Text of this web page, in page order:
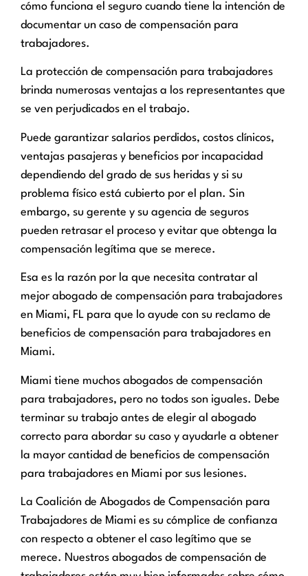
cómo funciona el seguro cuando tiene la intención de
documentar un caso de compensación para
trabajadores.
La protección de compensación para trabajadores
brinda numerosas ventajas a los representantes que
se ven perjudicados en el trabajo.
Puede garantizar salarios perdidos, costos clínicos,
ventajas pasajeras y beneficios por incapacidad
dependiendo del grado de sus heridas y si su
problema físico está cubierto por el plan. Sin
embargo, su gerente y su agencia de seguros
pueden retrasar el proceso y evitar que obtenga la
compensación legítima que se merece.
Esa es la razón por la que necesita contratar al
mejor abogado de compensación para trabajadores
en Miami, FL para que lo ayude con su reclamo de
beneficios de compensación para trabajadores en
Miami.
Miami tiene muchos abogados de compensación
para trabajadores, pero no todos son iguales. Debe
terminar su trabajo antes de elegir al abogado
correcto para abordar su caso y ayudarle a obtener
la mayor cantidad de beneficios de compensación
para trabajadores en Miami por sus lesiones.
La Coalición de Abogados de Compensación para
Trabajadores de Miami es su cómplice de confianza
con respecto a obtener el caso legítimo que se
merece. Nuestros abogados de compensación de